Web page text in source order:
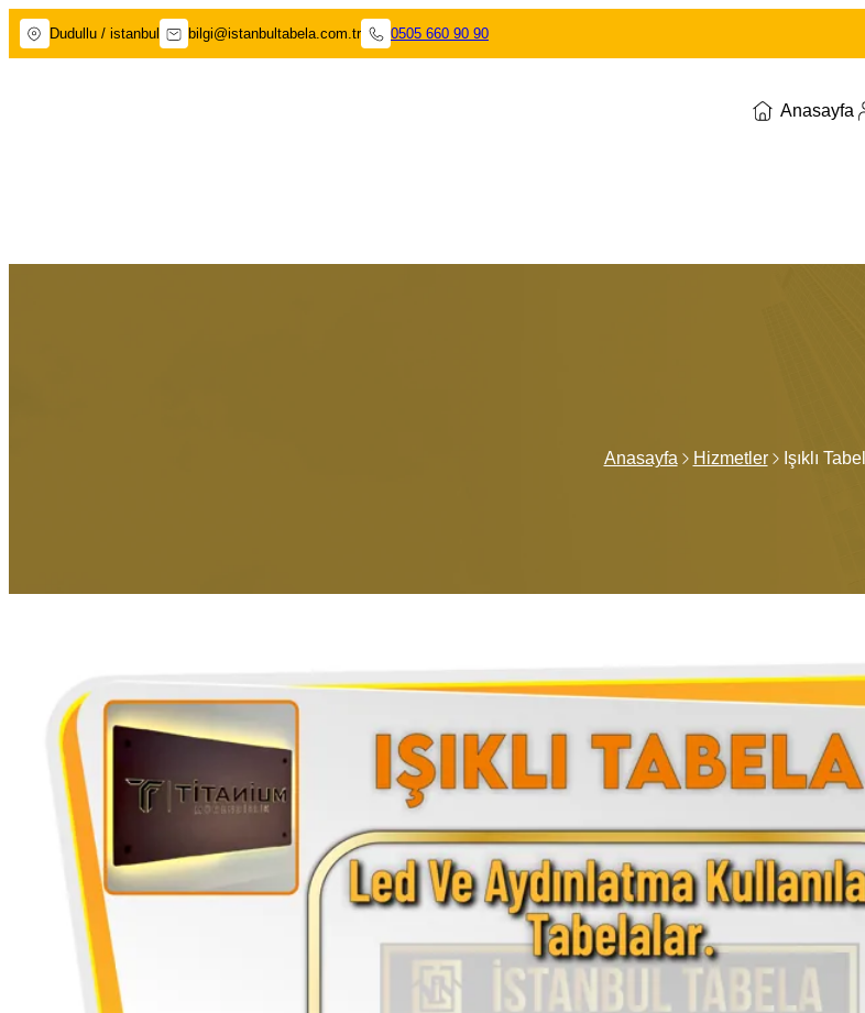
Dudullu / istanbul bilgi@istanbultabela.com.tr 0505 660 90 90
Anasayfa
Anasayfa Hizmetler Işıklı